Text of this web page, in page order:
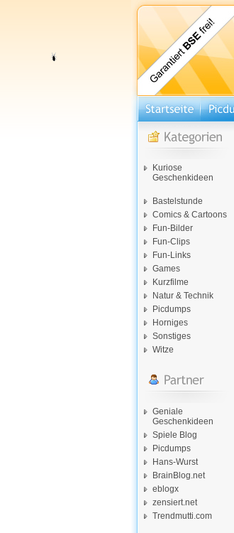
Kuriose
Geschenkideen
Bastelstunde
Comics & Cartoons
Fun-Bilder
Fun-Clips
Fun-Links
Games
Kurzfilme
Natur & Technik
Picdumps
Horniges
Sonstiges
Witze
Geniale
Geschenkideen
Spiele Blog
Picdumps
Hans-Wurst
BrainBlog.net
eblogx
zensiert.net
Trendmutti.com